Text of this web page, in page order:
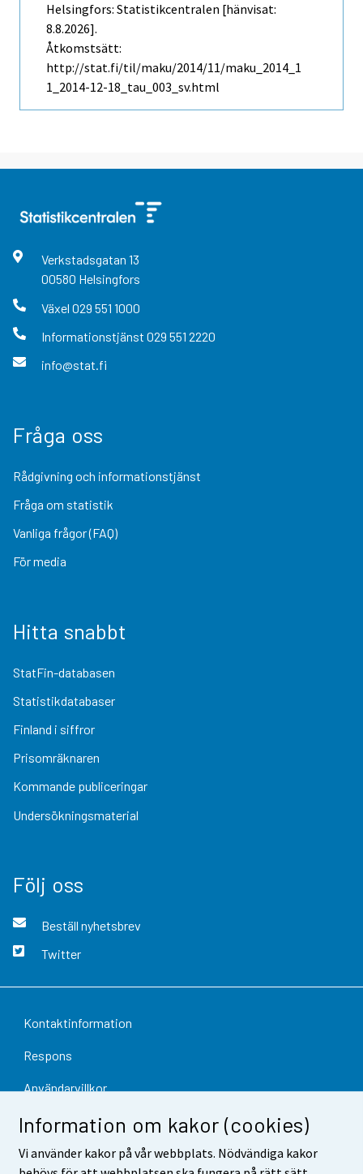
Information om kakor (cookies)
Vi använder kakor på vår webbplats. Nödvändiga kakor
Helsingfors: Statistikcentralen [hänvisat:
8.8.2026].
Åtkomstsätt:
http://stat.fi/til/maku/2014/11/maku_2014_1
1_2014-12-18_tau_003_sv.html
Verkstadsgatan 13
00580 Helsingfors
Växel 029 551 1000
Informationstjänst 029 551 2220
info@stat.fi
Fråga oss
Rådgivning och informationstjänst
Fråga om statistik
Vanliga frågor (FAQ)
För media
Hitta snabbt
StatFin-databasen
Statistikdatabaser
Finland i siffror
Prisomräknaren
Kommande publiceringar
Undersökningsmaterial
Följ oss
Beställ nyhetsbrev
Twitter
Kontaktinformation
Respons
Användarvillkor
Dataskydd
Tillgänglighet